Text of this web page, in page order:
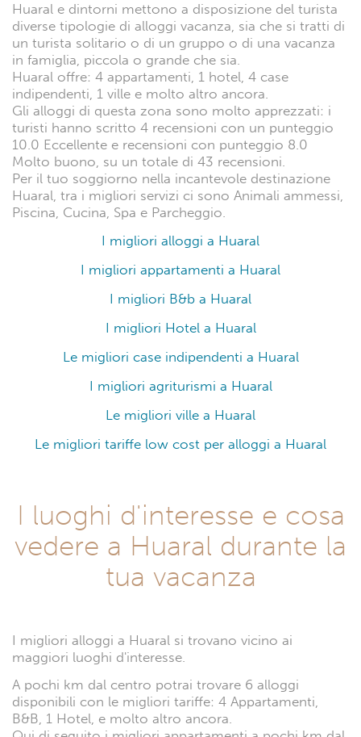
Huaral e dintorni mettono a disposizione del turista
diverse tipologie di alloggi vacanza, sia che si tratti di
un turista solitario o di un gruppo o di una vacanza
in famiglia, piccola o grande che sia.
Huaral offre: 4 appartamenti, 1 hotel, 4 case
indipendenti, 1 ville e molto altro ancora.
Gli alloggi di questa zona sono molto apprezzati: i
turisti hanno scritto 4 recensioni con un punteggio
10.0 Eccellente e recensioni con punteggio 8.0
Molto buono, su un totale di 43 recensioni.
Per il tuo soggiorno nella incantevole destinazione
Huaral, tra i migliori servizi ci sono Animali ammessi,
Piscina, Cucina, Spa e Parcheggio.
I migliori alloggi a Huaral
I migliori appartamenti a Huaral
I migliori B&b a Huaral
I migliori Hotel a Huaral
Le migliori case indipendenti a Huaral
I migliori agriturismi a Huaral
Le migliori ville a Huaral
Le migliori tariffe low cost per alloggi a Huaral
I luoghi d'interesse e cosa
vedere a Huaral durante la
tua vacanza
I migliori alloggi a Huaral si trovano vicino ai
maggiori luoghi d'interesse.
A pochi km dal centro potrai trovare 6 alloggi
disponibili con le migliori tariffe: 4 Appartamenti,
B&B, 1 Hotel, e molto altro ancora.